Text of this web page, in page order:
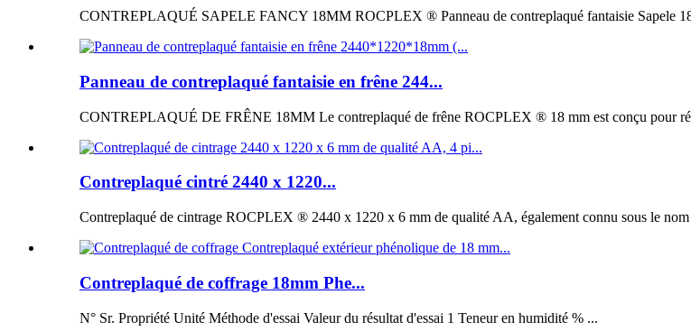
CONTREPLAQUÉ SAPELE FANCY 18MM ROCPLEX ® Panneau de contreplaqué fantaisie Sapele 18
Panneau de contreplaqué fantaisie en frêne 244...
CONTREPLAQUÉ DE FRÊNE 18MM Le contreplaqué de frêne ROCPLEX ® 18 mm est conçu pour
Contreplaqué cintré 2440 x 1220...
Contreplaqué de cintrage ROCPLEX ® 2440 x 1220 x 6 mm de qualité AA, également connu sous le nom
Contreplaqué de coffrage 18mm Phe...
N° Sr. Propriété Unité Méthode d'essai Valeur du résultat d'essai 1 Teneur en humidité % ...